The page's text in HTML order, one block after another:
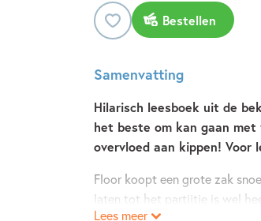
Bestellen
Samenvatting
Hilarisch leesboek uit de
het beste om kan gaan
overvloed aan kippen! Voor
Floor koopt een grote zak
laten tot het partijtje is wel
Lees meer